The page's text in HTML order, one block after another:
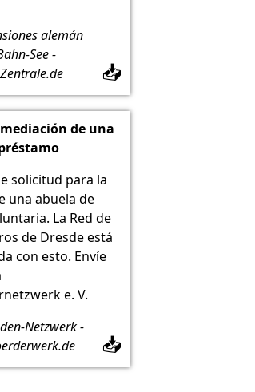
alemán
See -
📥
de una
solicitud para la
una abuela de
La Red de
de Dresde está
con esto. Envíe
e. V.
Netzwerk -
📥